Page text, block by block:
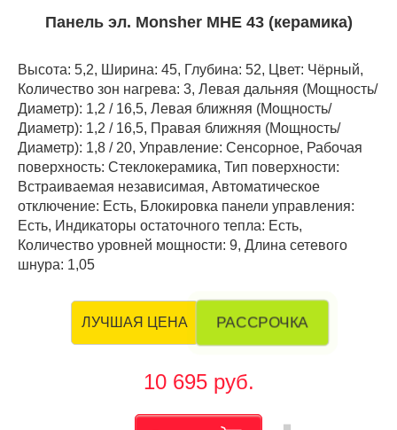
Панель эл. Monsher MHE 43 (керамика)
Высота: 5,2, Ширина: 45, Глубина: 52, Цвет: Чёрный,
Количество зон нагрева: 3, Левая дальняя (Мощность/
Диаметр): 1,2 / 16,5, Левая ближняя (Мощность/
Диаметр): 1,2 / 16,5, Правая ближняя (Мощность/
Диаметр): 1,8 / 20, Управление: Сенсорное, Рабочая
поверхность: Стеклокерамика, Тип поверхности:
Встраиваемая независимая, Автоматическое
отключение: Есть, Блокировка панели управления:
Есть, Индикаторы остаточного тепла: Есть,
Количество уровней мощности: 9, Длина сетевого
шнура: 1,05
ЛУЧШАЯ ЦЕНА РАССРОЧКА
10 695 руб.